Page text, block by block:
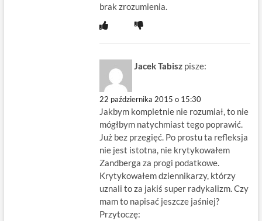
brak zrozumienia.
Jacek Tabisz pisze:
22 października 2015 o 15:30
Jakbym kompletnie nie rozumiał, to nie
mógłbym natychmiast tego poprawić.
Już bez przegięć. Po prostu ta refleksja
nie jest istotna, nie krytykowałem
Zandberga za progi podatkowe.
Krytykowałem dziennikarzy, którzy
uznali to za jakiś super radykalizm. Czy
mam to napisać jeszcze jaśniej?
Przytoczę: